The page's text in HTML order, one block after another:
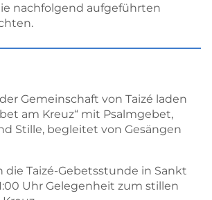
nachfolgend aufgeführten
Gemeinschaft von Taizé laden
am Kreuz“ mit Psalmgebet,
Stille, begleitet von Gesängen
die Taizé-Gebetsstunde in Sankt
Uhr Gelegenheit zum stillen